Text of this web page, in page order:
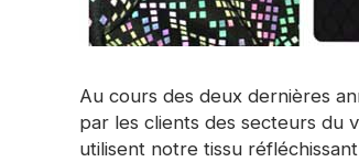
Au cours des deux dernières
par les clients des secteurs du
utilisent notre tissu